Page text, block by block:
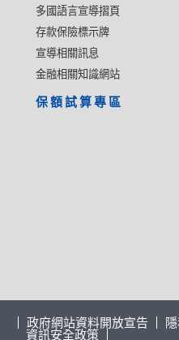
多國語言宣導摺頁
存款保險標示牌
宣導相關訊息
金融相關知識網站
保額試算專區
政府網站資料開放宣告
資訊安全政策